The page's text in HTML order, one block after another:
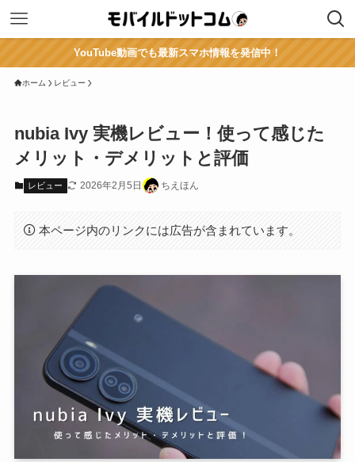
YouTube動画でも最新スマホ情報を発信中！
ホーム レビュー
nubia Ivy 実機レビュー！使って感じた
メリット・デメリットと評価
レビュー 2026年2月5日 ちえほん
本ページ内のリンクには広告が含まれています。